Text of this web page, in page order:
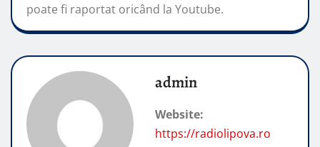
poate fi raportat oricând la Youtube.
admin
Website:
https://radiolipova.ro